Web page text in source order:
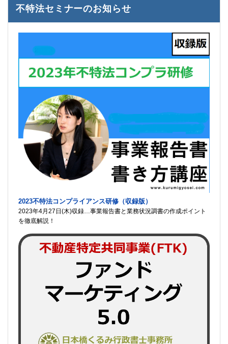
不特法セミナーのお知らせ
2023不特法コンプライアンス研修（収録版）
2023年4月27日(木)収録…事業報告書と業務状況調書の作成ポイント
を徹底解説！